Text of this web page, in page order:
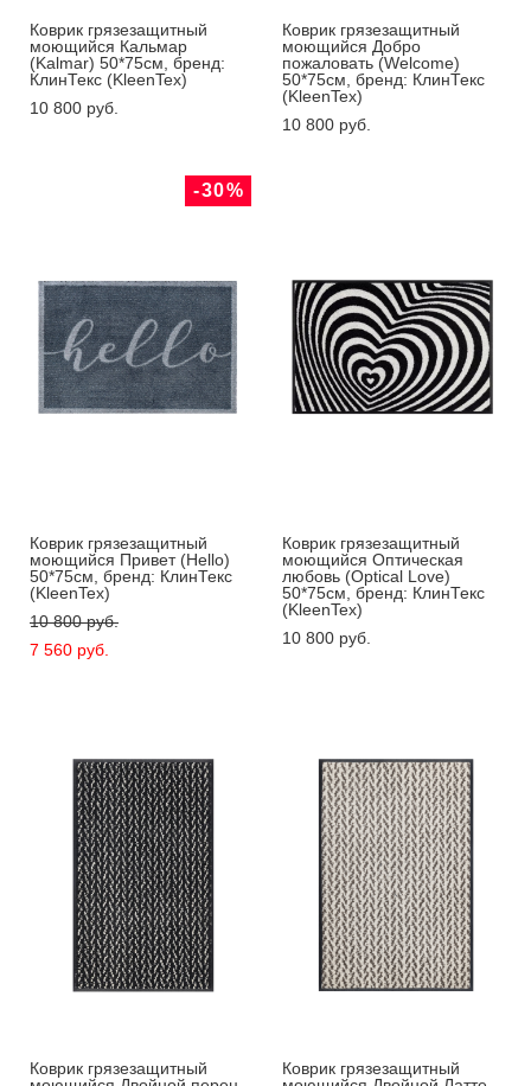
Коврик грязезащитный
моющийся Кальмар
(Kalmar) 50*75см, бренд:
КлинТекс (KleenTex)
10 800 pуб.
Коврик грязезащитный
моющийся Добро
пожаловать (Welcome)
50*75см, бренд: КлинТекс
(KleenTex)
10 800 pуб.
-30%
Коврик грязезащитный
моющийся Привет (Hello)
50*75см, бренд: КлинТекс
(KleenTex)
10 800 pуб.
7 560 pуб.
Коврик грязезащитный
моющийся Оптическая
любовь (Optical Love)
50*75см, бренд: КлинТекс
(KleenTex)
10 800 pуб.
Коврик грязезащитный
Коврик грязезащитный